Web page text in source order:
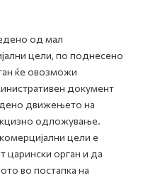
од мал
цели, по поднесено
ќе овозможи
документ
движењето на
одложување.
цели е
царински орган и да
во постапка на